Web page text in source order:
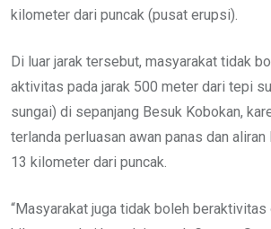
kilometer dari puncak (pusat erupsi).
Di luar jarak tersebut, masyarakat tidak
aktivitas pada jarak 500 meter dari tepi
sungai) di sepanjang Besuk Kobokan,
terlanda perluasan awan panas dan aliran
13 kilometer dari puncak.
“Masyarakat juga tidak boleh beraktivitas